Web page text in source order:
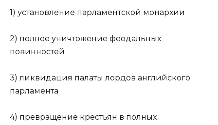
1) установление парламентской монархии
2) полное уничтожение феодальных
повинностей
3) ликвидация палаты лордов английского
парламента
4) превращение крестьян в полных